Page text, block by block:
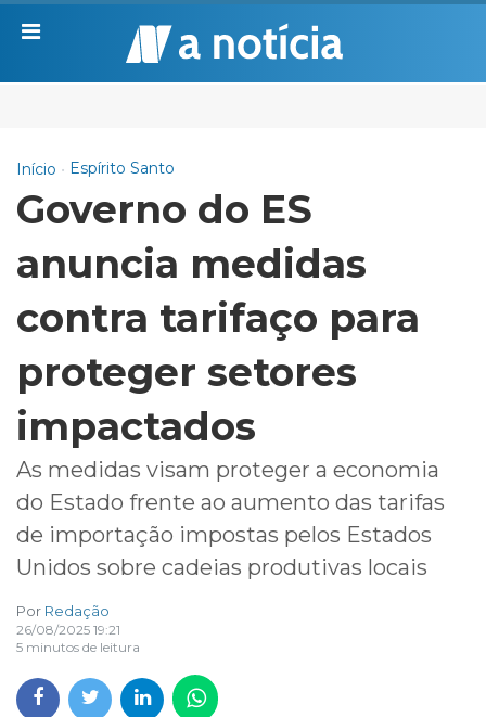
Início Espírito Santo
Governo do ES
anuncia medidas
contra tarifaço para
proteger setores
impactados
As medidas visam proteger a economia
do Estado frente ao aumento das tarifas
de importação impostas pelos Estados
Unidos sobre cadeias produtivas locais
Por Redação
26/08/2025 19:21
5 minutos de leitura